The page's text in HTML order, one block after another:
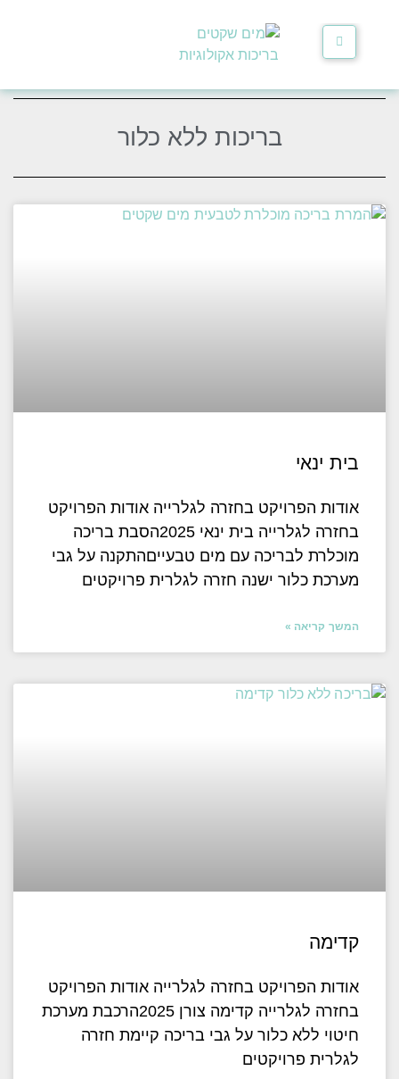
בריכות ללא כלור
בית ינאי
אודות הפרויקט בחזרה לגלרייה אודות הפרויקט
בחזרה לגלרייה בית ינאי 2025הסבת בריכה
מוכלרת לבריכה עם מים טבעייםהתקנה על גבי
מערכת כלור ישנה חזרה לגלרית פרויקטים
המשך קריאה »
קדימה
אודות הפרויקט בחזרה לגלרייה אודות הפרויקט
בחזרה לגלרייה קדימה צורן 2025הרכבת מערכת
חיטוי ללא כלור על גבי בריכה קיימת חזרה
לגלרית פרויקטים